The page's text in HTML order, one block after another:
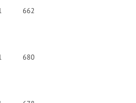
662
680